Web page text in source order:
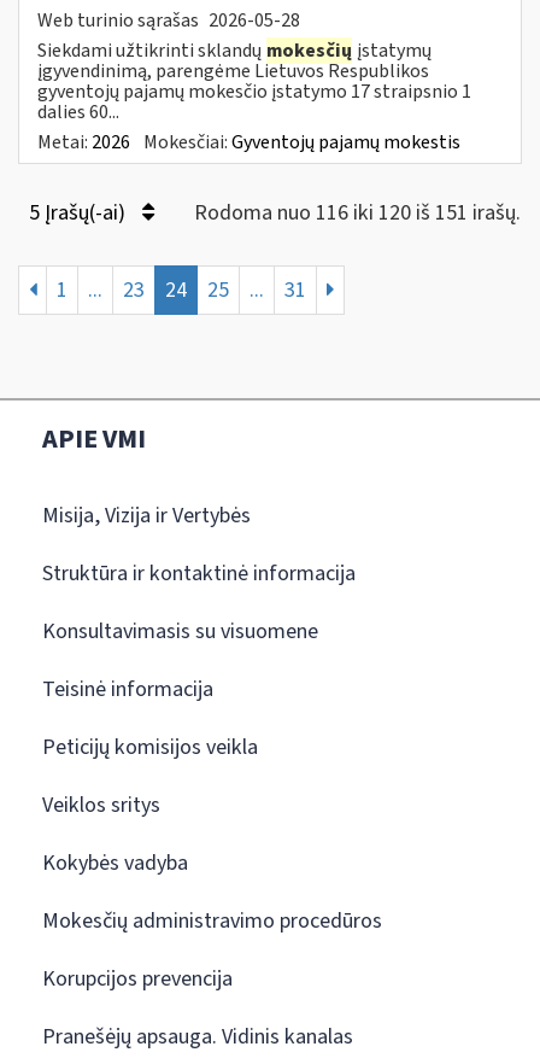
Web turinio sąrašas 2026-05-28
Siekdami užtikrinti sklandų mokesčių įstatymų
įgyvendinimą, parengėme Lietuvos Respublikos
gyventojų pajamų mokesčio įstatymo 17 straipsnio 1
dalies 60...
Metai: 2026 Mokesčiai:Gyventojų pajamų mokestis
5 Įrašų(-ai) Rodoma nuo 116 iki 120 iš 151 irašų.
1 ... 23 24 25 ... 31
APIE VMI
Misija, Vizija ir Vertybės
Struktūra ir kontaktinė informacija
Konsultavimasis su visuomene
Teisinė informacija
Peticijų komisijos veikla
Veiklos sritys
Kokybės vadyba
Mokesčių administravimo procedūros
Korupcijos prevencija
Pranešėjų apsauga. Vidinis kanalas